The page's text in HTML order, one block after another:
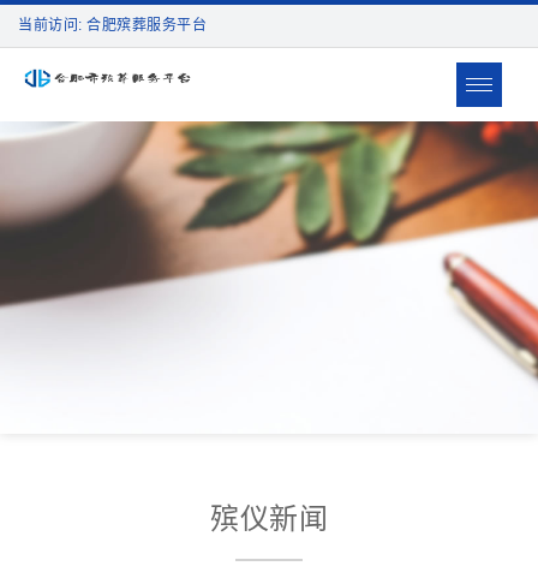
当前访问: 合肥殡葬服务平台
Toggle
殡仪新闻